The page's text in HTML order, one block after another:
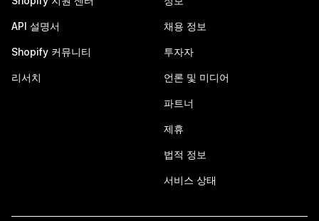
API 설명서
Shopify 커뮤니티
리서치
채용 정보
투자자
언론 및 미디어
파트너
제휴
법적 정보
서비스 상태